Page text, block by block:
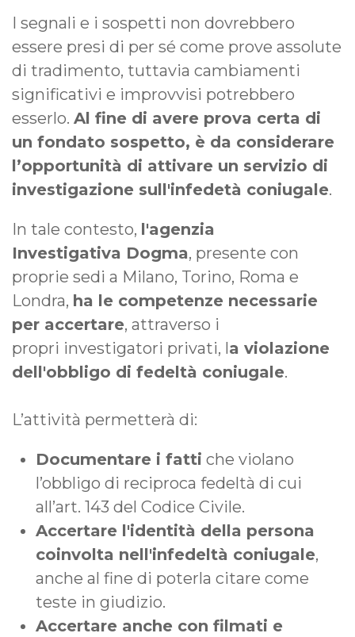
I segnali e i sospetti non dovrebbero
essere presi di per sé come prove assolute
di tradimento, tuttavia cambiamenti
significativi e improvvisi potrebbero
esserlo. Al fine di avere prova certa di
un fondato sospetto, è da considerare
l’opportunità di attivare un servizio di
investigazione sull'infedetà coniugale.
In tale contesto, l'agenzia
Investigativa Dogma, presente con
proprie sedi a Milano, Torino, Roma e
Londra, ha le competenze necessarie
per accertare, attraverso i
propri investigatori privati, la violazione
dell'obbligo di fedeltà coniugale.
L’attività permetterà di:
Documentare i fatti che violano
l’obbligo di reciproca fedeltà di cui
all’art. 143 del Codice Civile.
Accertare l'identità della persona
coinvolta nell'infedeltà coniugale,
anche al fine di poterla citare come
teste in giudizio.
Accertare anche con filmati e